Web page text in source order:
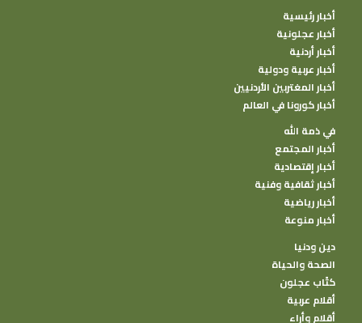
أخبار رئيسية
أخبار عجلونية
أخبار أردنية
أخبار عربية ودولية
أخبار المغتربين الأردنيين
أخبار كورونا في العالم
في ذمة الله
أخبار المجتمع
أخبار إقتصادية
أخبار ثقافية وفنية
أخبار رياضية
أخبار منوعة
دين ودنيا
الصحة والحياة
كتًاب عجلون
أقلام عربية
أقلام وأراء